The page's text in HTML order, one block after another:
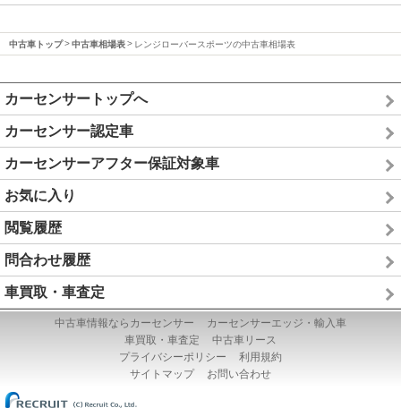
中古車トップ 中古車相場表 レンジローバースポーツの中古車相場表
カーセンサートップへ
カーセンサー認定車
カーセンサーアフター保証対象車
お気に入り
閲覧履歴
問合わせ履歴
車買取・車査定
中古車情報ならカーセンサー
カーセンサーエッジ・輸入車
車買取・車査定
中古車リース
プライバシーポリシー
利用規約
サイトマップ
お問い合わせ